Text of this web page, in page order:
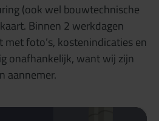
(ook wel bouwtechnische
Binnen 2 werkdagen
foto’s, kostenindicaties en
onafhankelijk, want wij zijn
aannemer.